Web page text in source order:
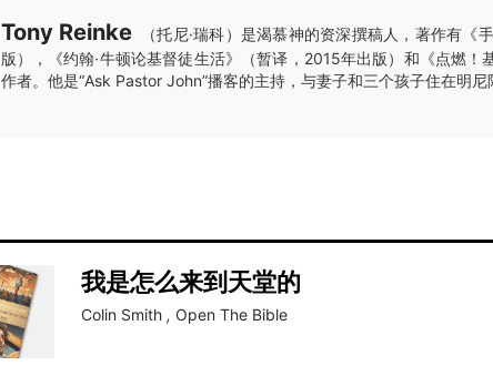
Tony Reinke
（托尼·瑞科）是渴慕神的资深撰稿人，著作有
版），《约翰·牛顿论基督徒生活》（暂译，2015年出版）和《点燃！
作者。他是“Ask Pastor John”播客的主持，与妻子和三个孩子住在明尼
我是怎么来到天堂的
Colin Smith , Open The Bible